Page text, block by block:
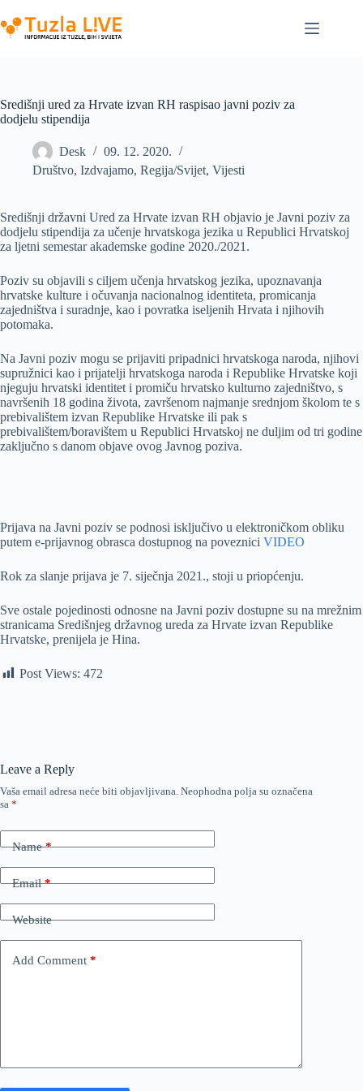
to
content
Središnji ured za Hrvate izvan RH raspisao javni poziv za
dodjelu stipendija
Desk
09. 12. 2020.
Društvo, Izdvajamo, Regija/Svijet, Vijesti
Središnji državni Ured za Hrvate izvan RH objavio je Javni poziv za
dodjelu stipendija za učenje hrvatskoga jezika u Republici Hrvatskoj
za ljetni semestar akademske godine 2020./2021.
Poziv su objavili s ciljem učenja hrvatskog jezika, upoznavanja
hrvatske kulture i očuvanja nacionalnog identiteta, promicanja
zajedništva i suradnje, kao i povratka iseljenih Hrvata i njihovih
potomaka.
Na Javni poziv mogu se prijaviti pripadnici hrvatskoga naroda, njihovi
supružnici kao i prijatelji hrvatskoga naroda i Republike Hrvatske koji
njeguju hrvatski identitet i promiču hrvatsko kulturno zajedništvo, s
navršenih 18 godina života, završenom najmanje srednjom školom te s
prebivalištem izvan Republike Hrvatske ili pak s
prebivalištem/boravištem u Republici Hrvatskoj ne duljim od tri godine
zaključno s danom objave ovog Javnog poziva.
Prijava na Javni poziv se podnosi isključivo u elektroničkom obliku
putem e-prijavnog obrasca dostupnog na poveznici VIDEO
Rok za slanje prijava je 7. siječnja 2021., stoji u priopćenju.
Sve ostale pojedinosti odnosne na Javni poziv dostupne su na mrežnim
stranicama Središnjeg državnog ureda za Hrvate izvan Republike
Hrvatske, prenijela je Hina.
Post Views: 472
Leave a Reply
Vaša email adresa neće biti objavljivana. Neophodna polja su označena
sa *
Name*
Email*
Website
Add Comment *